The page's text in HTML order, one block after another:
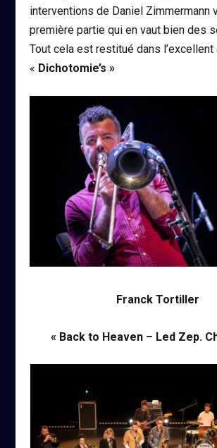
interventions de Daniel Zimmermann
première partie qui en vaut bien des
Tout cela est restitué dans l’excellent
« Dichotomie’s »
Franck Tortiller
« Back to Heaven – Led Zep.